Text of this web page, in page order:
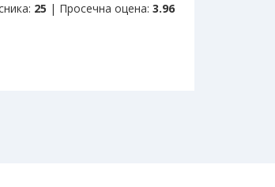
25 | Просечна оцена: 3.96